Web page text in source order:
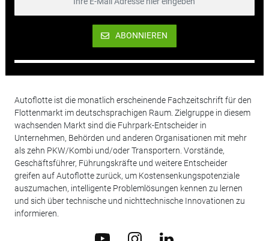
ABONNIEREN
Autoflotte ist die monatlich erscheinende Fachzeitschrift für den
Flottenmarkt im deutschsprachigen Raum. Zielgruppe in diesem
wachsenden Markt sind die Fuhrpark-Entscheider in
Unternehmen, Behörden und anderen Organisationen mit mehr
als zehn PKW/Kombi und/oder Transportern. Vorstände,
Geschäftsführer, Führungskräfte und weitere Entscheider
greifen auf Autoflotte zurück, um Kostensenkungspotenziale
auszumachen, intelligente Problemlösungen kennen zu lernen
und sich über technische und nichttechnische Innovationen zu
informieren.